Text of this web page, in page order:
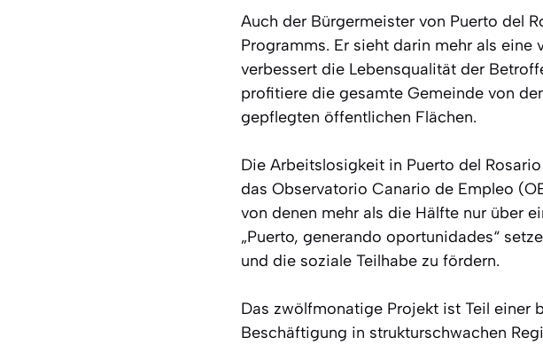
Auch der Bürgermeister von Puerto del
Programms. Er sieht darin mehr als
verbessert die Lebensqualität der
profitiere die gesamte Gemeinde von
gepflegten öffentlichen Flächen.
Die Arbeitslosigkeit in Puerto del
das Observatorio Canario de Empleo
von denen mehr als die Hälfte nur über
„Puerto, generando oportunidades“
und die soziale Teilhabe zu fördern.
Das zwölfmonatige Projekt ist Teil einer
Beschäftigung in strukturschwachen